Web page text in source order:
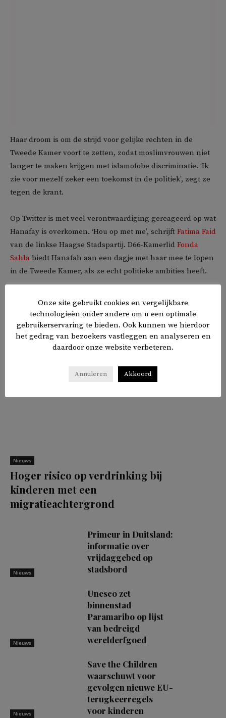
Haar droom is om de strijd voor gelijke rechten in de
Tweede Kamer voort te zetten, zodat moslimvrouwen niet
langer te maken krijgen met islamofobe discriminatie. ‘Ik
zie voor mezelf zeker een toekomst in de politiek’, zegt ze
tegen de krant.
Op Twitter is met veel verontwaardiging gereageerd op wat
Hanafay is overkomen. ‘Hou op met me’, schrijft Fatima Faid
van de linkse Haagse Stadspartij. D66-Kamerlid Fonda
Sahla biedt Hanafah aan een dagje met haar mee te lopen
in de Tweede Kamer, als ze echt politieke ambities heeft.
Delen 𝕏 f in ✉
Nieuws
Hoger risico op verdrinking bij
kinderen met een
migratieachtergrond
Nieuws
Primeur in Duitsland:
informatie over
vrijdaggebed op
stadsbord
Nieuws
Unesco zet
binnenstad
Paramaribo op lijst
van bedreigd
werelderfgoed
Nieuws
Save the Children
waarschuwt voor
gevolgen nieuwe EU-
terugkeerregels
voor kinderen
Onze site gebruikt cookies en vergelijkbare
technologieën onder andere om u een optimale
gebruikerservaring te bieden. Ook kunnen we hierdoor
het gedrag van bezoekers vastleggen en analyseren en
daardoor onze website verbeteren.
Annuleren Akkoord